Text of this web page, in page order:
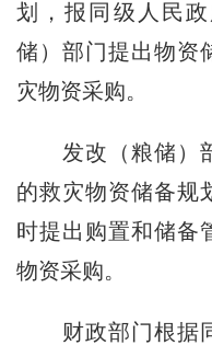
划，报同级人民
储）部门提出物资
灾物资采购。
发改（粮储）部
的救灾物资储备规
时提出购置和储备
物资采购。
财政部门根据同